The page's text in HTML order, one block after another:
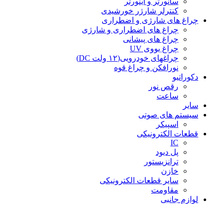
کنترلر شارژر خورشیدی
چراغ های شارژی و اضطراری
چراغ های اضطراری و شارژی
چراغ های پیشانی
چراغ یووی UV
چراغهای خودرویی(۱۲ ولت DC)
نورافکن و چراغ قوه
دکوراتیو
رقص نور
ساعت
سایر
سیستم های صوتی
اسپیکر
قطعات الکترونیکی
IC
پل دیود
ترانزیستور
خازن
سایر قطعات الکترونیکی
مقاومت
لوازم جانبی